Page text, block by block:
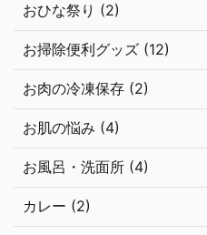
おひな祭り (2)
お掃除便利グッズ (12)
お肉の冷凍保存 (2)
お肌の悩み (4)
お風呂・洗面所 (4)
カレー (2)